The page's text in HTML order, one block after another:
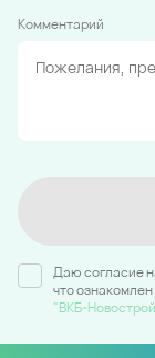
Комментарий
Даю согласие
что ознакомлен
"ВКБ-